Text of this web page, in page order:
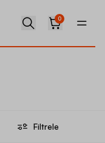
0
Filtrele